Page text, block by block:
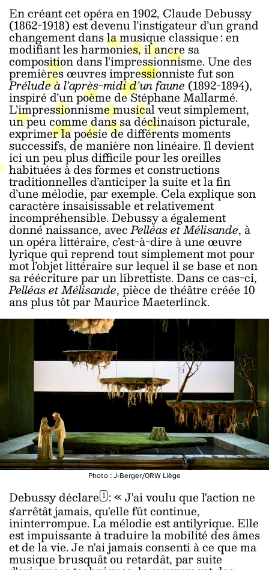
En créant cet opéra en 1902, Claude Debussy
(1862-1918) est devenu l’instigateur d’un grand
changement dans la musique classique : en
modifiant les harmonies, il ancre sa
composition dans l’impressionnisme. Une des
premières œuvres impressionniste fut son
Prélude à l’après-midi d’un faune (1892-1894),
inspiré d’un poème de Stéphane Mallarmé.
L’impressionnisme musical veut simplement,
un peu comme dans sa déclinaison picturale,
exprimer la poésie de différents moments
successifs, de manière non linéaire. Il devient
ici un peu plus difficile pour les oreilles
habituées à des formes et constructions
traditionnelles d’anticiper la suite et la fin
d’une mélodie, par exemple. Cela explique son
caractère insaisissable et relativement
incompréhensible. Debussy a également
donné naissance, avecPelléas et Mélisande, à
un opéra littéraire, c’est-à-dire à une œuvre
lyrique qui reprend tout simplement mot pour
mot l’objet littéraire sur lequel il se base et non
sa réécriture par un librettiste. Dans ce cas-ci,
Pelléas et Mélisande, pièce de théâtre créée 10
ans plus tôt par Maurice Maeterlinck.
Photo : J-Berger/ORW Liège
Debussydéclare 1: « J'ai voulu que l'action ne
s'arrêtât jamais, qu'elle fût continue,
ininterrompue. La mélodie est antilyrique. Elle
est impuissante à traduire la mobilité des âmes
et de la vie. Je n'ai jamais consenti à ce que ma
musique brusquât ou retardât, par suite